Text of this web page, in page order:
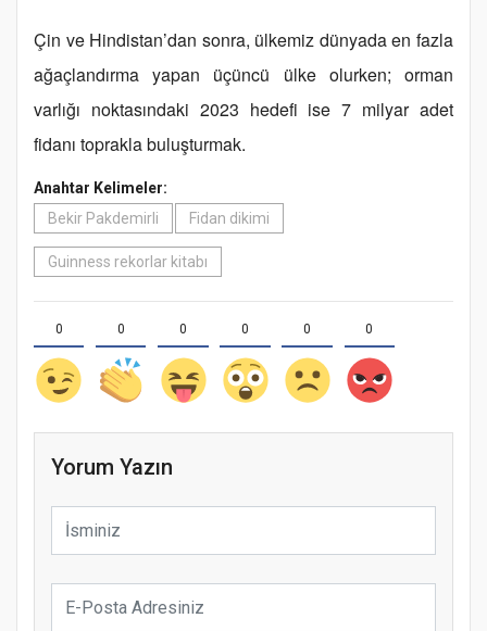
Çin ve Hindistan’dan sonra, ülkemiz dünyada en fazla
ağaçlandırma yapan üçüncü ülke olurken; orman
varlığı noktasındaki 2023 hedefi ise 7 milyar adet
fidanı toprakla buluşturmak.
Anahtar Kelimeler:
Bekir Pakdemirli
Fidan dikimi
Guinness rekorlar kitabı
0 0 0 0 0 0
Yorum Yazın